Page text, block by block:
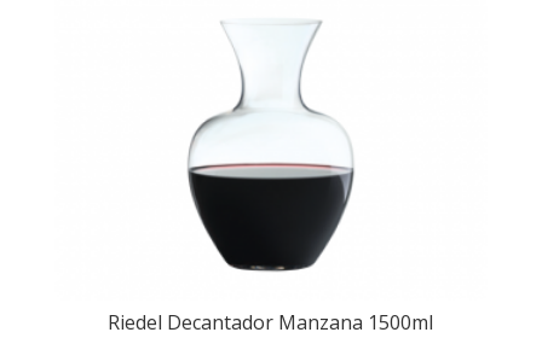
Riedel Decantador Manzana 1500ml